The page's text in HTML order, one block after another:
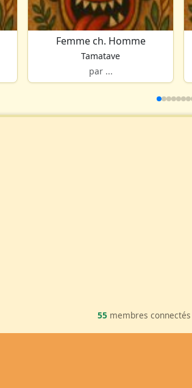
Femme ch. Homme
Tamatave
par ...
55 membres connectés